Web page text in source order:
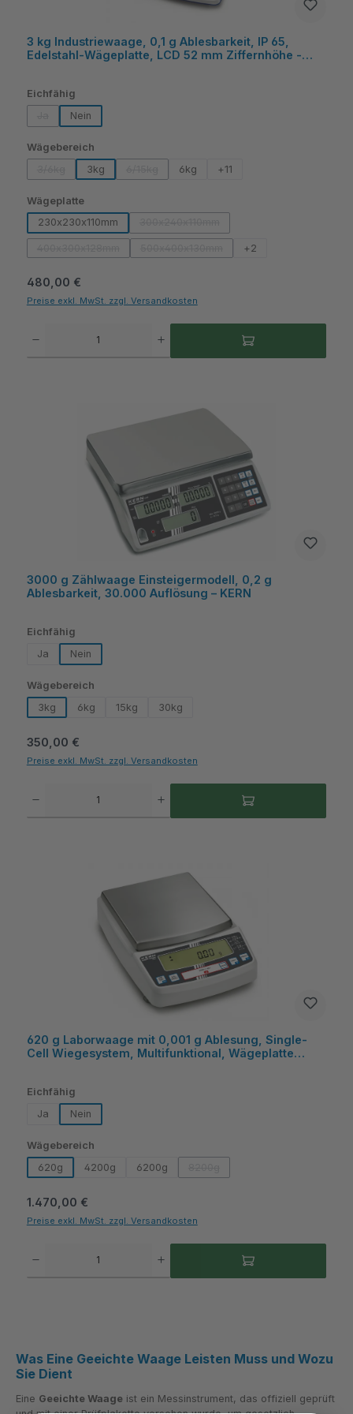
3 kg Industriewaage, 0,1 g Ablesbarkeit, IP 65,
Edelstahl-Wägeplatte, LCD 52 mm Ziffernhöhe -
Eichfähigauswählen
(Diese Option ist zurzeit nicht verfügbar.)
Nein
Wägebereichauswählen
(Diese Option ist zurzeit nicht verfügbar.)
3kg
(Diese Option ist zurzeit nicht verfügbar.)
6kg +11
Wägeplatteauswählen
230x230x110mm
(Diese Option ist zurzeit nicht verfügbar.)
(Diese Option ist zurzeit nicht
+2
Regulärer Preis:
480,00 €
Preise exkl. MwSt. zzgl. Versandkosten
3000 g Zählwaage Einsteigermodell, 0,2 g
Ablesbarkeit, 30.000 Auflösung – KERN
Eichfähigauswählen
Ja
Nein
Wägebereichauswählen
3kg
6kg 15kg 30kg
Regulärer Preis:
350,00 €
Preise exkl. MwSt. zzgl. Versandkosten
620 g Laborwaage mit 0,001 g Ablesung, Single-
Cell Wiegesystem, Multifunktional, Wägeplatte
Eichfähigauswählen
Ja
Nein
Wägebereichauswählen
620g
4200g 6200g
Regulärer Preis:
1.470,00 €
Preise exkl. MwSt. zzgl. Versandkosten
Was Eine Geeichte Waage Leisten Muss und Wozu
Sie Dient
Eine Geeichte Waage ist ein Messinstrument, das offiziell geprüft